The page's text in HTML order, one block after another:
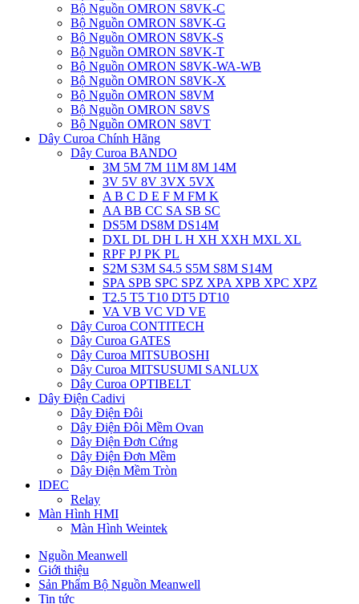
Bộ Nguồn OMRON S8VK-C
Bộ Nguồn OMRON S8VK-G
Bộ Nguồn OMRON S8VK-S
Bộ Nguồn OMRON S8VK-T
Bộ Nguồn OMRON S8VK-WA-WB
Bộ Nguồn OMRON S8VK-X
Bộ Nguồn OMRON S8VM
Bộ Nguồn OMRON S8VS
Bộ Nguồn OMRON S8VT
Dây Curoa Chính Hãng
Dây Curoa BANDO
3M 5M 7M 11M 8M 14M
3V 5V 8V 3VX 5VX
A B C D E F M FM K
AA BB CC SA SB SC
DS5M DS8M DS14M
DXL DL DH L H XH XXH MXL XL
RPF PJ PK PL
S2M S3M S4.5 S5M S8M S14M
SPA SPB SPC SPZ XPA XPB XPC XPZ
T2.5 T5 T10 DT5 DT10
VA VB VC VD VE
Dây Curoa CONTITECH
Dây Curoa GATES
Dây Curoa MITSUBOSHI
Dây Curoa MITSUSUMI SANLUX
Dây Curoa OPTIBELT
Dây Điện Cadivi
Dây Điện Đôi
Dây Điện Đôi Mềm Ovan
Dây Điện Đơn Cứng
Dây Điện Đơn Mềm
Dây Điện Mềm Tròn
IDEC
Relay
Màn Hình HMI
Màn Hình Weintek
Nguồn Meanwell
Giới thiệu
Sản Phẩm Bộ Nguồn Meanwell
Tin tức